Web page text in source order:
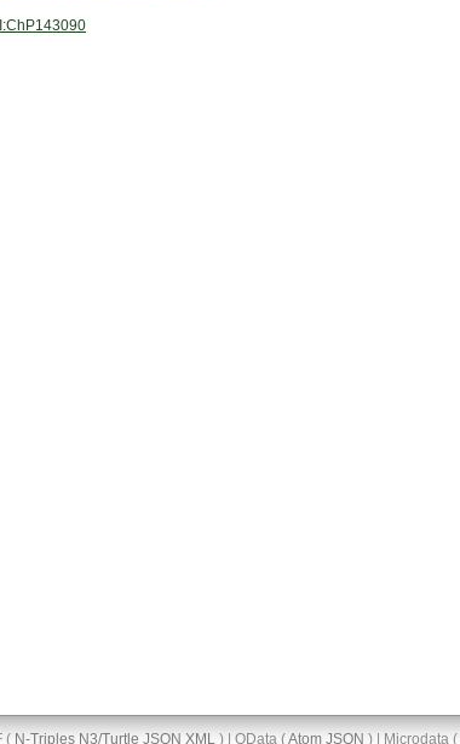
( N-Triples N3/Turtle JSON XML) | OData (Atom JSON ) | Microdata (